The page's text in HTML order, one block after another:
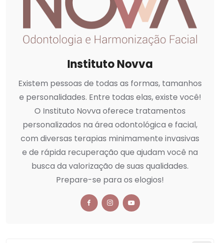
Instituto Novva
Existem pessoas de todas as formas, tamanhos
e personalidades. Entre todas elas, existe você!
O Instituto Novva oferece tratamentos
personalizados na área odontológica e facial,
com diversas terapias minimamente invasivas
e de rápida recuperação que ajudam você na
busca da valorização de suas qualidades.
Prepare-se para os elogios!